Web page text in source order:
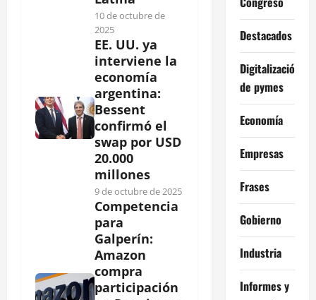
10 de octubre de
2025
EE. UU. ya
interviene la
economía
argentina:
Bessent
confirmó el
swap por USD
20.000
millones
9 de octubre de 2025
Competencia
para
Galperín:
Amazon
compra
participación
Destacados
Digitalización
de pymes
Economía
Empresas
Frases
Gobierno
Industria
Informes y